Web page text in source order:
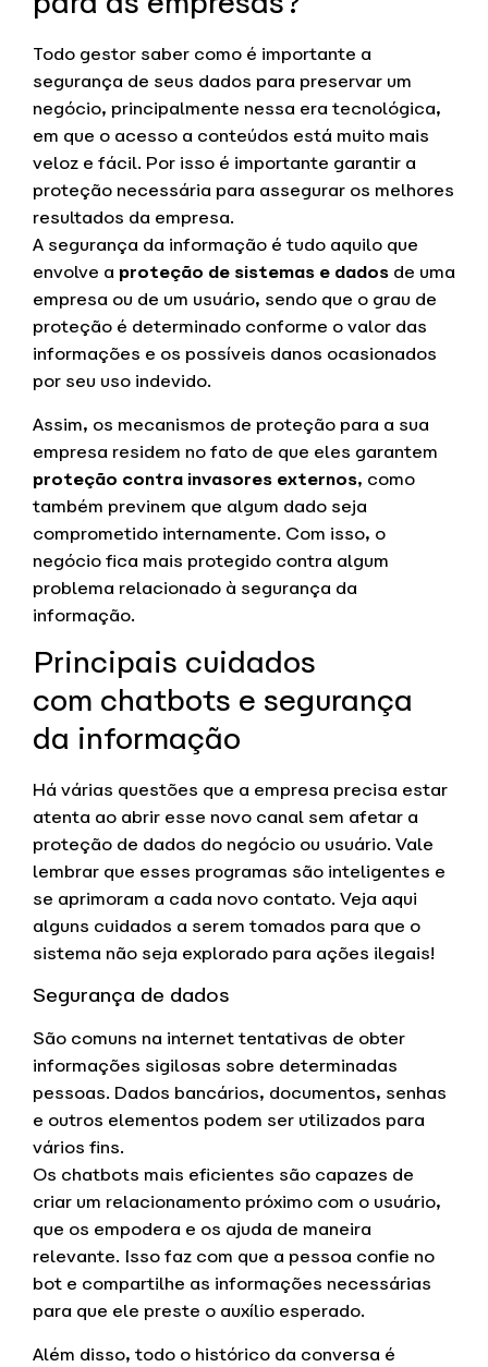
Todo gestor saber como é importante a
segurança de seus dados para preservar um
negócio, principalmente nessa era tecnológica,
em que o acesso a conteúdos está muito mais
veloz e fácil. Por isso é importante garantir a
proteção necessária para assegurar os melhores
resultados da empresa.
A segurança da informação é tudo aquilo que
envolve aproteção de sistemas e dados de uma
empresa ou de um usuário, sendo que o grau de
proteção é determinado conforme o valor das
informações e os possíveis danos ocasionados
por seu uso indevido.
Assim, os mecanismos de proteção para a sua
empresa residem no fato de que eles garantem
proteção contra invasores externos, como
também previnem que algum dado seja
comprometido internamente. Com isso, o
negócio fica mais protegido contra algum
problema relacionado à segurança da
informação.
Principais cuidados
com chatbots e segurança
da informação
Há várias questões que a empresa precisa estar
atenta ao abrir esse novo canal sem afetar a
proteção de dados do negócio ou usuário. Vale
lembrar que esses programas são inteligentes e
se aprimoram a cada novo contato. Veja aqui
alguns cuidados a serem tomados para que o
sistema não seja explorado para ações ilegais!
Segurança de dados
São comuns na internet tentativas de obter
informações sigilosas sobre determinadas
pessoas. Dados bancários, documentos, senhas
e outros elementos podem ser utilizados para
vários fins.
Os chatbots mais eficientes são capazes de
criar um relacionamento próximo com o usuário,
que os empodera e os ajuda de maneira
relevante. Isso faz com que a pessoa confie no
bot e compartilhe as informações necessárias
para que ele preste o auxílio esperado.
Além disso, todo o histórico da conversa é